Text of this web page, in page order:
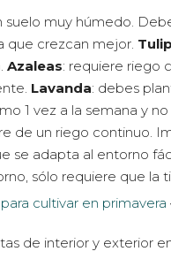
muy húmedo.
que crezcan mejor.
Azaleas: requiere riego
Lavanda: debes
1 vez a la semana y no
de un riego continuo.
se adapta al entorno
sólo requiere que la
de interior y exterior